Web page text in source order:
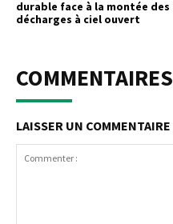
durable face à la montée des
décharges à ciel ouvert
COMMENTAIRES
LAISSER UN COMMENTAIRE